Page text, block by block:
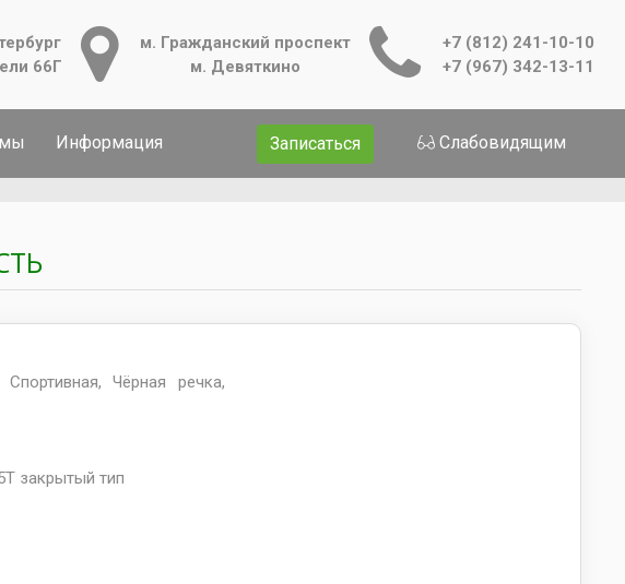
66Г
м. Гражданский проспект
м. Девяткино
+7 (812) 241-10-10
+7 (967) 342-13-11
Информация Записаться Слабовидящим
Чёрная речка,
закрытый тип